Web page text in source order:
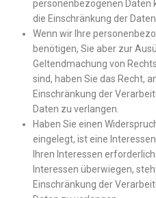
personenbezogenen Daten
die Einschränkung der
Wenn wir Ihre
benötigen, Sie aber zur
Geltendmachung von
sind, haben Sie das Recht,
Einschränkung der
Daten zu verlangen.
Haben Sie einen
eingelegt, ist eine
Ihren Interessen
Interessen überwiegen,
Einschränkung der